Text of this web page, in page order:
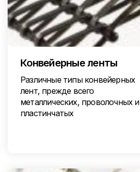
Конвейерные ленты
Различные типы конвейерных
лент, прежде всего
металлических, проволочных и
пластинчатых